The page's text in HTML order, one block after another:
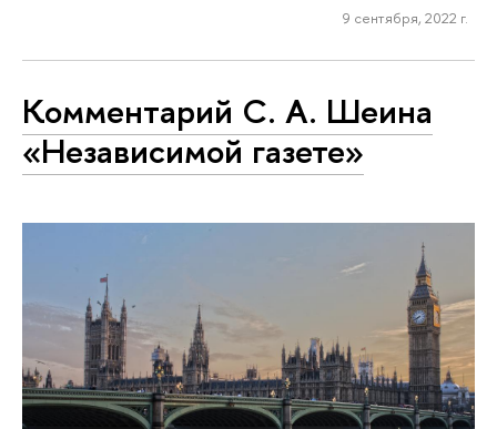
9 сентября, 2022 г.
Комментарий С. А. Шеина
«Независимой газете»